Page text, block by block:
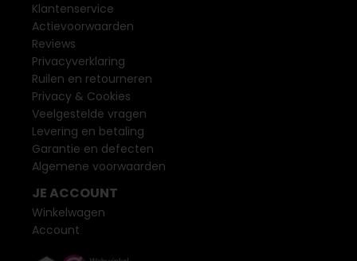
Klantenservice
Actievoorwaarden
Reviews
Privacyverklaring
Ruilen en retourneren
Privacy & Cookies
Veelgestelde vragen
Levering en betaling
Garantie en defecten
Algemene voorwaarden
JE ACCOUNT
Winkelwagen
Account